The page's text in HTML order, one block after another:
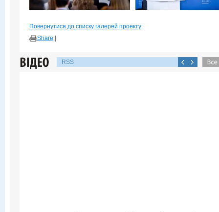
Повернутися до списку галерей проекту
Share
RSS